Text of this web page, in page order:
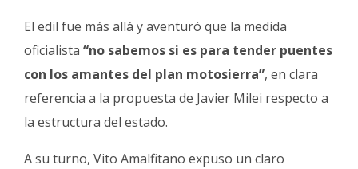
El edil fue más allá y aventuró que la medida
oficialista “no sabemos si es para tender puentes
con los amantes del plan motosierra”, en clara
referencia a la propuesta de Javier Milei respecto a
la estructura del estado.
A su turno, Vito Amalfitano expuso un claro